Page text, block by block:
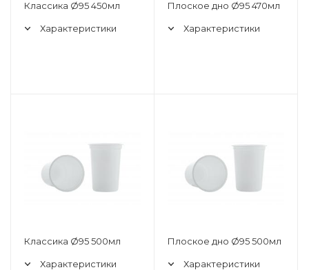
Классика Ø95 450мл
Характеристики
Плоское дно Ø95 470мл
Характеристики
Классика Ø95 500мл
Характеристики
Плоское дно Ø95 500мл
Характеристики